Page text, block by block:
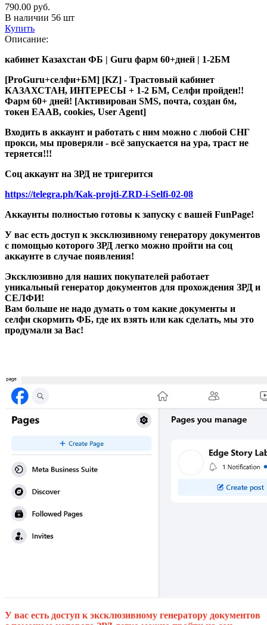
790.00 руб.
В наличии 56 шт
Купить
Описание:
кабинет Казахстан ФБ | Guru фарм 60+дней | 1-2БМ
[ProGuru+селфи+БМ] [KZ] - Трастовый кабинет
КАЗАХСТАН, ИНТЕРЕСЫ + 1-2 БМ, Селфи пройден!!
Фарм 60+ дней! [Активирован SMS, почта, создан бм,
токен EAAB, cookies, User Agent]
Входить в аккаунт и работать с ним можно с любой СНГ
прокси, мы проверяли - всё запускается на ура, траст не
теряется!!!
Соц аккаунт на ЗРД не тригерится
https://telegra.ph/Kak-projti-ZRD-i-Selfi-02-08
Аккаунты полностью готовы к запуску с вашей FunPage!
У вас есть доступ к эксклюзивному генератору документов
с помощью которого ЗРД легко можно пройти на соц
аккаунте в случае появления!
Эксклюзивно для наших покупателей работает
уникальный генератор документов для прохождения ЗРД и
СЕЛФИ!
Вам больше не надо думать о том какие документы и
селфи скормить ФБ, где их взять или как сделать, мы это
продумали за Вас!
У вас есть доступ к эксклюзивному генератору документов